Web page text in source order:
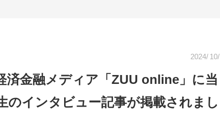
2024/ 10/
済金融メディア「ZUU online」に当
のインタビュー記事が掲載されまし